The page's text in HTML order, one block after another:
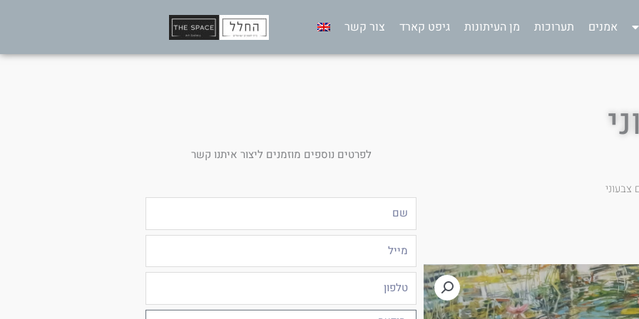
אמנים תערוכות מן העיתונות גיפט קארד צור קשר
צבעוני
לפרטים נוספים מוזמנים ליצור איתנו קשר
טלפון